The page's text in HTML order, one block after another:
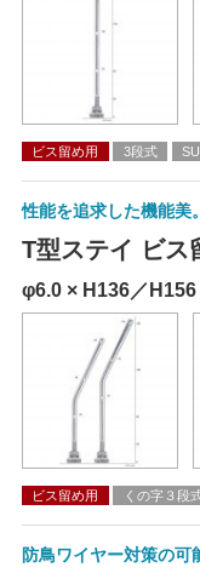
ビス留め用 3段式
性能を追求した機能美
T型ステイ ビス
φ6.0 × H136／H156
ビス留め用 くの字３段
防鳥ワイヤー対策の可